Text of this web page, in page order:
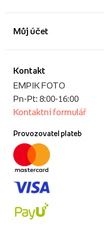
Kontakt
EMPIK FOTO
Pn-Pt: 8:00-16:00
Kontaktní formulář
Provozovatel plateb
Můj účet